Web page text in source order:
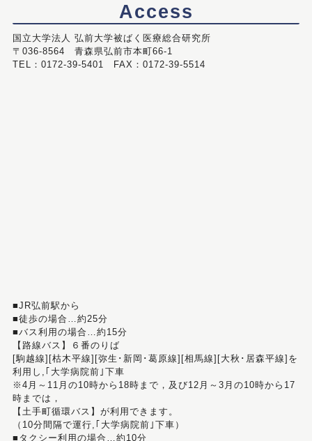
Access
国立大学法人 弘前大学被ばく医療総合研究所
〒036-8564 青森県弘前市本町66-1
TEL：0172-39-5401 FAX：0172-39-5514
■JR弘前駅から
■徒歩の場合…約25分
■バス利用の場合…約15分
【路線バス】６番のりば
[駒越線][枯木平線][弥生･新岡･葛原線][相馬線][大秋･居森平線]を
利用し,｢大学病院前｣下車
※4月～11月の10時から18時まで，及び12月～3月の10時から17
時までは，
【土手町循環バス】が利用できます。
（10分間隔で運行,｢大学病院前｣下車）
■タクシー利用の場合…約10分